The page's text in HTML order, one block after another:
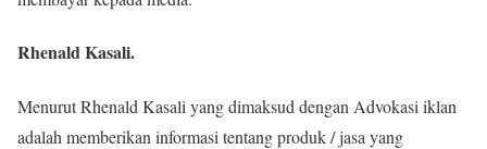
Rhenald Kasali.
Menurut Rhenald Kasali yang dimaksud dengan Advokasi iklan
adalah memberikan informasi tentang produk / jasa yang